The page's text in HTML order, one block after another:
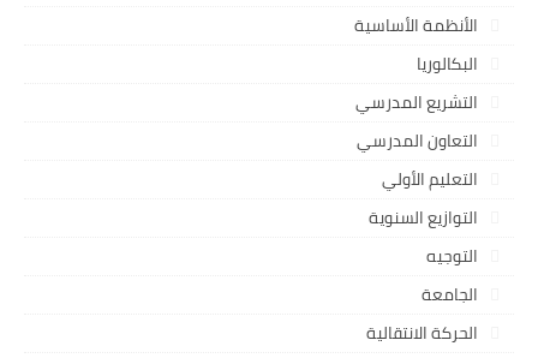
الأنظمة الأساسية
البكالوريا
التشريع المدرسي
التعاون المدرسي
التعليم الأولي
التوازيع السنوية
التوجيه
الجامعة
الحركة الانتقالية